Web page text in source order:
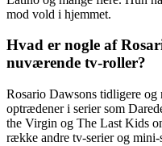
mod vold i hjemmet.
Hvad er nogle af
nuværende tv-roller?
Rosario Dawsons tidligere
optrædener i serier som
the Virgin og The Last Kids
række andre tv-serier og mini-